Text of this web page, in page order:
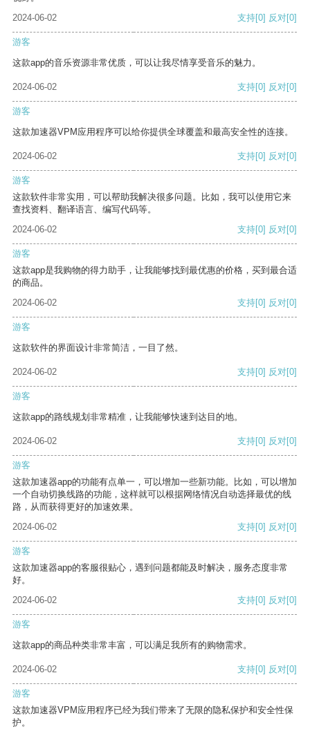
2024-06-02
支持[0] 反对[0]
游客
这款app的音乐资源非常优质，可以让我尽情享受音乐的魅力。
2024-06-02 支持[0] 反对[0]
游客
这款加速器VPM应用程序可以给你提供全球覆盖和最高安全性的连接。
2024-06-02 支持[0] 反对[0]
游客
这款软件非常实用，可以帮助我解决很多问题。比如，我可以使用它来
查找资料、翻译语言、编写代码等。
2024-06-02
支持[0] 反对[0]
游客
这款app是我购物的得力助手，让我能够找到最优惠的价格，买到最合适
的商品。
2024-06-02
支持[0] 反对[0]
游客
这款软件的界面设计非常简洁，一目了然。
2024-06-02 支持[0] 反对[0]
游客
这款app的路线规划非常精准，让我能够快速到达目的地。
2024-06-02 支持[0] 反对[0]
游客
这款加速器app的功能有点单一，可以增加一些新功能。比如，可以增加
一个自动切换线路的功能，这样就可以根据网络情况自动选择最优的线
路，从而获得更好的加速效果。
2024-06-02
支持[0] 反对[0]
游客
这款加速器app的客服很贴心，遇到问题都能及时解决，服务态度非常
好。
2024-06-02
支持[0] 反对[0]
游客
这款app的商品种类非常丰富，可以满足我所有的购物需求。
2024-06-02 支持[0] 反对[0]
游客
这款加速器VPM应用程序已经为我们带来了无限的隐私保护和安全性保
护。